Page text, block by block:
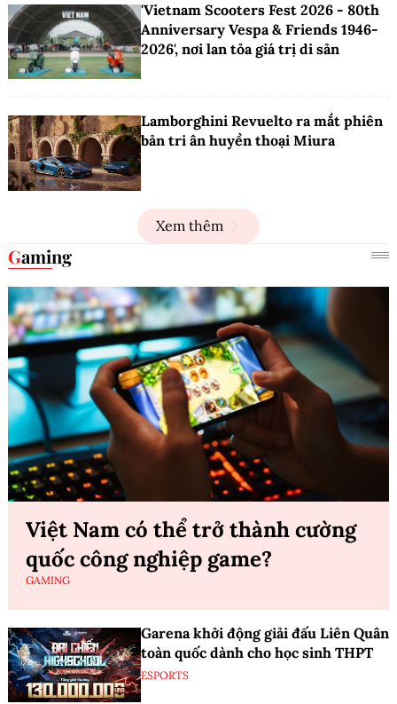
'Vietnam Scooters Fest 2026 - 80th
Anniversary Vespa & Friends 1946-
2026', nơi lan tỏa giá trị di sản
Lamborghini Revuelto ra mắt phiên
bản tri ân huyền thoại Miura
Xem thêm
Gaming
Việt Nam có thể trở thành cường
quốc công nghiệp game?
GAMING
Garena khởi động giải đấu Liên Quân
toàn quốc dành cho học sinh THPT
ESPORTS